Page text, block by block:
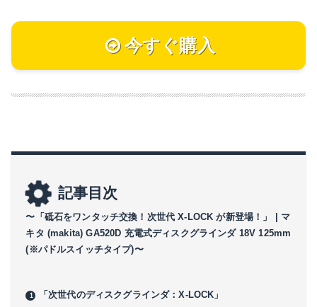
今すぐ購入
記事目次
〜「砥石をワンタッチ交換！次世代 X-LOCK が新登場！」 | マ
キタ (makita) GA520D 充電式ディスクグラインダ 18V 125mm
(※パドルスイッチタイプ)〜
「次世代のディスクグラインダ：X-LOCK」